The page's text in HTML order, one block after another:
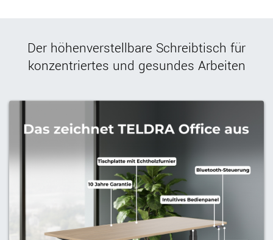
Der höhenverstellbare Schreibtisch für
konzentriertes und gesundes Arbeiten